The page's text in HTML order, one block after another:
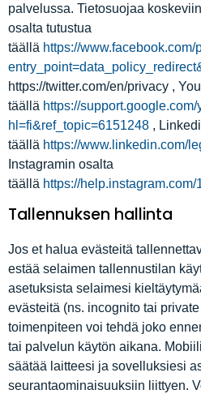
palvelussa. Tietosuojaa
osalta tutustua
täällä https://
https://twitter.com/en/privacy ,
täällä https://
hl=fi&ref_topic=6151248 ,
täällä https://www.linkedin.com/
Instagramin osalta
täällä https://
Tallennuksen hallinta
Jos et halua evästeitä
estää selaimen tallennustilan
asetuksista selaimesi
evästeitä (ns. incognito tai
toimenpiteen voi tehdä joko
tai palvelun käytön aikana.
säätää laitteesi ja sovelluksiesi
seurantaominaisuuksiin liittyen.